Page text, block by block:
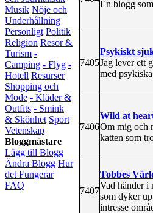
Musik Nöje och
Underhållning
Personligt Politik
Religion Resor &
Turism -
Camping - Flyg -
Hotell Resurser
Shopping och
Mode - Kläder &
Outfits - Smink
& Skönhet Sport
Vetenskap
Bloggmästare
Lägg till Blogg
Ändra Blogg Hur
det Fungerar
FAQ
En blogg
7405
Psykiskt
Jag lever ett
med
7406
Wild at
Om mig och
katten som
7407
Tobbes
Vad händer i
som dyker
intresse